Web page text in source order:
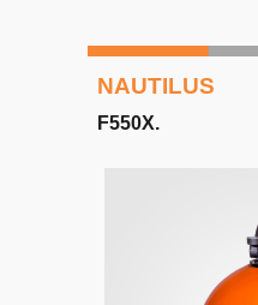
NAUTILUS
F550X.